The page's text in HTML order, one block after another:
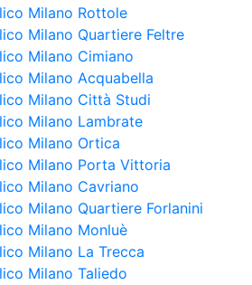
Milano Rottole
Milano Quartiere Feltre
Milano Cimiano
Milano Acquabella
Milano Città Studi
Milano Lambrate
Milano Ortica
Milano Porta Vittoria
Milano Cavriano
Milano Quartiere Forlanini
Milano Monluè
Milano La Trecca
Milano Taliedo